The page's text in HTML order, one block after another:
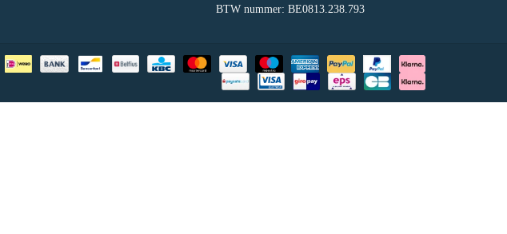
BTW nummer: BE0813.238.793